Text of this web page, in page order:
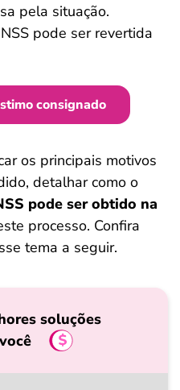
pela situação.
pode ser revertida
consignado
os principais motivos
detalhar como o
pode ser obtido na
processo. Confira
tema a seguir.
soluções